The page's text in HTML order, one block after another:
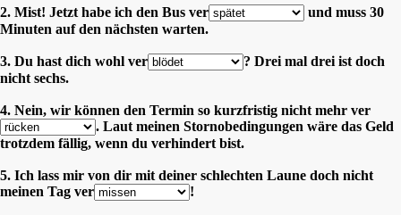
2. Mist! Jetzt habe ich den Bus ver
und muss 30
Minuten auf den nächsten warten.
3. Du hast dich wohl ver
? Drei mal drei ist doch
nicht sechs.
4. Nein, wir können den Termin so kurzfristig nicht mehr ver
. Laut meinen Stornobedingungen wäre das Geld
trotzdem fällig, wenn du verhindert bist.
5. Ich lass mir von dir mit deiner schlechten Laune doch nicht
meinen Tag ver
!